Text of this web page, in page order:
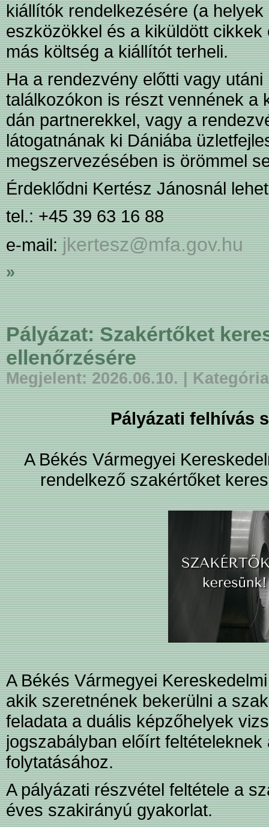
kiállítók rendelkezésére (a
eszközökkel és a kiküldött
más költség a kiállítót terheli.
Ha a rendezvény előtti vagy
találkozókon is részt vennének a
dán partnerekkel, vagy a
látogatnának ki Dániába
megszervezésében is örömmel
Érdeklődni Kertész Jánosnál
tel.: +45 39 63 16 88
e-mail:jkertesz@mfa.gov.hu
»
Pályázat: Szakértőket
ellenőrzésére
Megjelent: 2026.06.10. |
Pályázati felhívás
A Békés Vármegyei
rendelkező szakértőket
A Békés Vármegyei
akik szeretnének bekerülni a
feladata a duális képzőhelyek
jogszabályban előírt
folytatásához.
A pályázati részvétel feltétele a
éves szakirányú gyakorlat.